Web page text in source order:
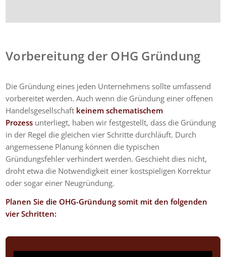
Vorbereitung der OHG Gründung
Die Gründung eines jeden Unternehmens sollte umfassend
vorbereitet werden. Auch wenn die Gründung einer offenen
Handelsgesellschaft keinem schematischem
Prozess unterliegt, haben wir festgestellt, dass die Gründung
in der Regel die gleichen vier Schritte durchläuft. Durch
angemessene Planung können die typischen
Gründungsfehler verhindert werden. Geschieht dies nicht,
droht etwa die Notwendigkeit einer kostspieligen Korrektur
oder sogar einer Neugründung.
Planen Sie die OHG-Gründung somit mit den folgenden
vier Schritten: